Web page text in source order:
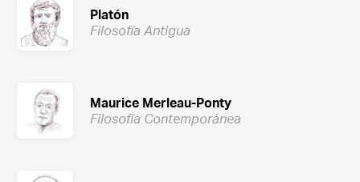
Platón
Filosofía Antigua
Maurice Merleau-Ponty
Filosofía Contemporánea